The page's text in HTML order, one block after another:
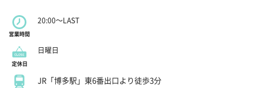
営業時間
20:00～LAST
定休日
日曜日
JR「博多駅」東6番出口より徒歩3分